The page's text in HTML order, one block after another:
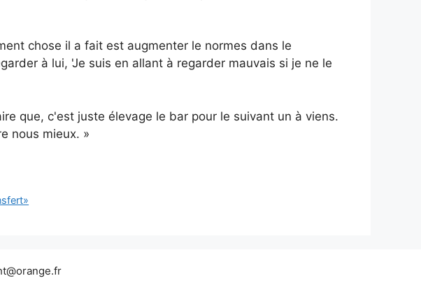
chose il a fait est augmenter le normes dans le
à lui, ' Je suis en allant à regarder mauvais si je ne le
que, c'est juste élevage le bar pour le suivant un à viens.
nous mieux. »